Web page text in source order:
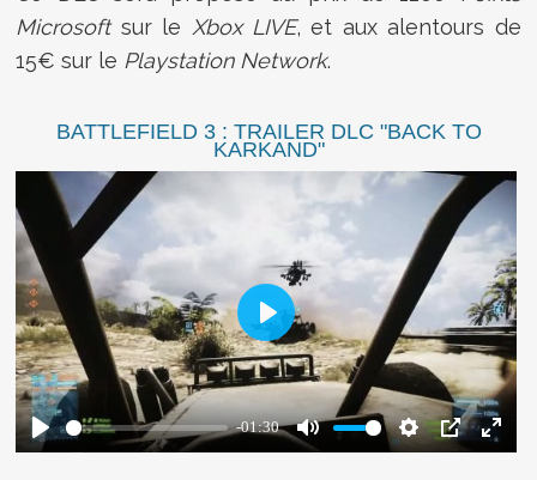
Microsoftsur le Xbox LIVE, et aux alentours de
15€ sur le Playstation Network.
BATTLEFIELD 3 : TRAILER DLC "BACK TO
KARKAND"